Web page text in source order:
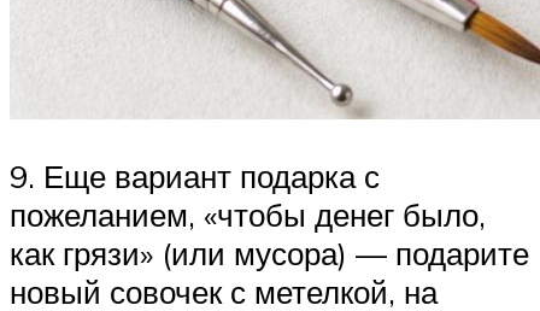
9. Еще вариант подарка с
пожеланием, «чтобы денег было,
как грязи» (или мусора) — подарите
новый совочек с метелкой, на